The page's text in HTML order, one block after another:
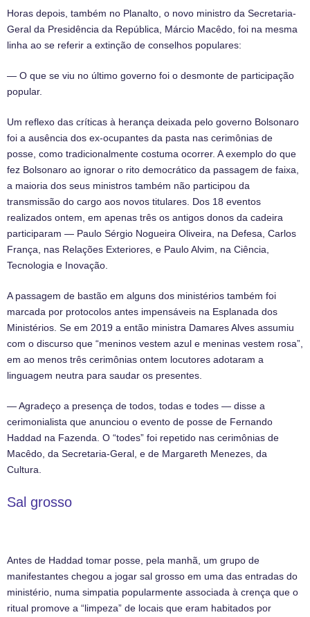
Horas depois, também no Planalto, o novo ministro da Secretaria-
Geral da Presidência da República, Márcio Macêdo, foi na mesma
linha ao se referir a extinção de conselhos populares:
— O que se viu no último governo foi o desmonte de participação
popular.
Um reflexo das críticas à herança deixada pelo governo Bolsonaro
foi a ausência dos ex-ocupantes da pasta nas cerimônias de
posse, como tradicionalmente costuma ocorrer. A exemplo do que
fez Bolsonaro ao ignorar o rito democrático da passagem de faixa,
a maioria dos seus ministros também não participou da
transmissão do cargo aos novos titulares. Dos 18 eventos
realizados ontem, em apenas três os antigos donos da cadeira
participaram — Paulo Sérgio Nogueira Oliveira, na Defesa, Carlos
França, nas Relações Exteriores, e Paulo Alvim, na Ciência,
Tecnologia e Inovação.
A passagem de bastão em alguns dos ministérios também foi
marcada por protocolos antes impensáveis na Esplanada dos
Ministérios. Se em 2019 a então ministra Damares Alves assumiu
com o discurso que “meninos vestem azul e meninas vestem rosa”,
em ao menos três cerimônias ontem locutores adotaram a
linguagem neutra para saudar os presentes.
— Agradeço a presença de todos, todas e todes — disse a
cerimonialista que anunciou o evento de posse de Fernando
Haddad na Fazenda. O “todes” foi repetido nas cerimônias de
Macêdo, da Secretaria-Geral, e de Margareth Menezes, da
Cultura.
Sal grosso
Antes de Haddad tomar posse, pela manhã, um grupo de
manifestantes chegou a jogar sal grosso em uma das entradas do
ministério, numa simpatia popularmente associada à crença que o
ritual promove a “limpeza” de locais que eram habitados por